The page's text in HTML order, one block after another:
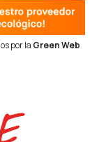
por la Green Web